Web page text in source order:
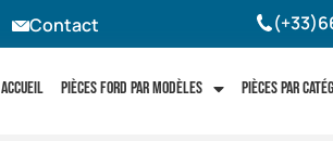
Contact
Accueil Pièces Ford par modèles Pièces par